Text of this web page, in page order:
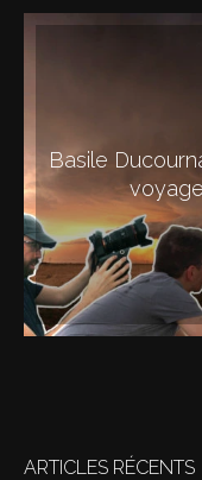
Basile
ARTICLES RÉCENTS